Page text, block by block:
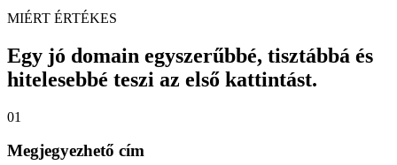
MIÉRT ÉRTÉKES
Egy jó domain egyszerűbbé, tisztábbá és
hitelesebbé teszi az első kattintást.
01
Megjegyezhető cím